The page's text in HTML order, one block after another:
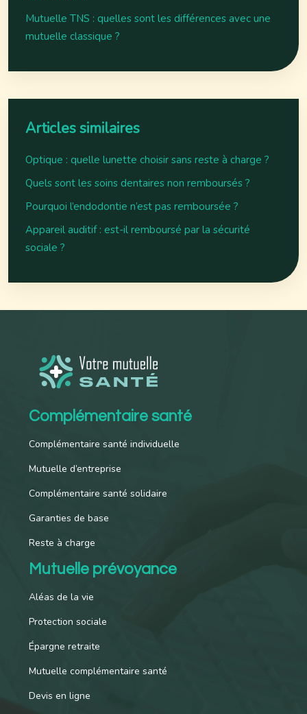
Mutuelle TNS : quelles sont les différences avec une
mutuelle classique ?
Articles similaires
Optique : quelle lunette choisir sans reste à charge ?
Quels sont les soins dentaires non remboursés ?
Pourquoi l’endodontie n’est pas remboursée ?
Appareil auditif : est-il remboursé par la sécurité
sociale ?
Complémentaire santé
Complémentaire santé individuelle
Mutuelle d’entreprise
Complémentaire santé solidaire
Garanties de base
Reste à charge
Mutuelle prévoyance
Aléas de la vie
Protection sociale
Épargne retraite
Mutuelle complémentaire santé
Devis en ligne